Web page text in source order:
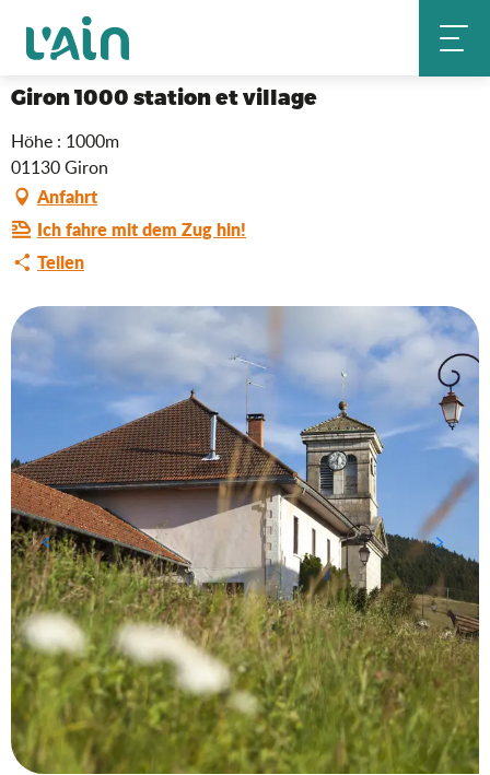
contenu
principal
Startseite
Giron 1000 station et village
Höhe : 1000m
01130 Giron
Anfahrt
Ich fahre mit dem Zug hin!
Teilen